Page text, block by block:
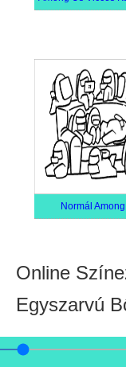
Normál
Online
Egyszarvú